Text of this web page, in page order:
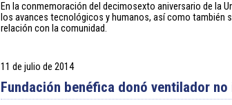
En la conmemoración del decimosexto aniversario de la
los avances tecnológicos y humanos, así como también
relación con la comunidad.
11 de julio de 2014
Fundación benéfica donó ventilador